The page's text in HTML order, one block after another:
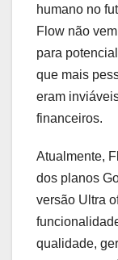
humano no
Flow não
para
que mais
eram
financeiros.
Atualmente,
dos planos
versão Ultra
qualidade,